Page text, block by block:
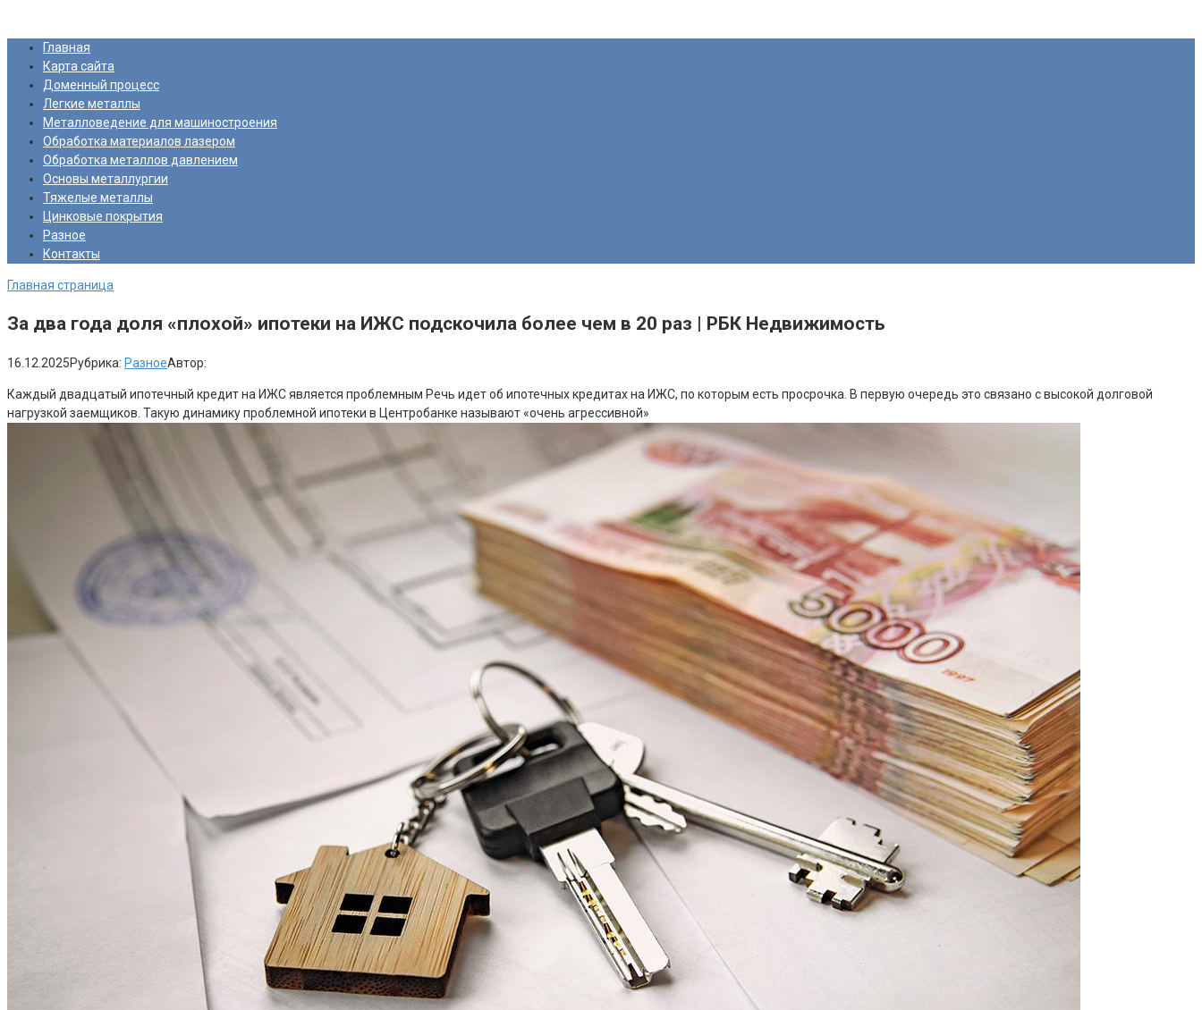
контентуГлавная
Карта сайта
Доменный процесс
Легкие металлы
Металловедение для машиностроения
Обработка материалов лазером
Обработка металлов давлением
Основы металлургии
Тяжелые металлы
Цинковые покрытия
Разное
Контакты
Главная страница
За два года доля «плохой» ипотеки на ИЖС подскочила более чем в 20 раз | РБК Недвижимость
16.12.2025Рубрика: РазноеАвтор:
Каждый двадцатый ипотечный кредит на ИЖС является проблемным Речь идет об ипотечных кредитах на ИЖС, по которым есть просрочка. В первую очередь это связано с высокой долговой
нагрузкой заемщиков. Такую динамику проблемной ипотеки в Центробанке называют «очень агрессивной»